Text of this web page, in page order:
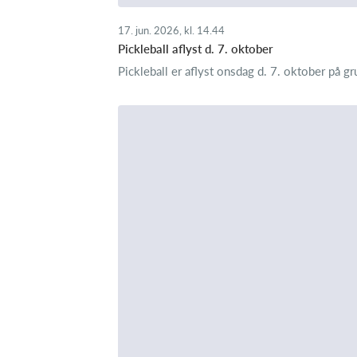
17. jun. 2026, kl. 14.44
Pickleball aflyst d. 7. oktober
Pickleball er aflyst onsdag d. 7. oktober på